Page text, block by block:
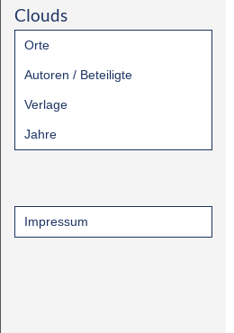
Clouds
Orte
Autoren / Beteiligte
Verlage
Jahre
Impressum